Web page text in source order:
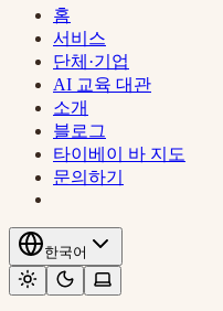
홈
서비스
단체·기업
AI 교육 대관
소개
블로그
타이베이 바 지도
문의하기
한국어